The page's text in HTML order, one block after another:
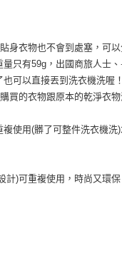
身衣物也不會到處塞，可以
只有59g，出國商旅人士
可以直接丟到洗衣機洗喔！
買的衣物跟原本的乾淨衣物
使用(髒了可整件洗衣機洗
計)可重複使用，時尚又環